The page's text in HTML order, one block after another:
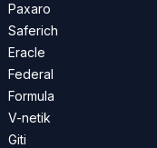
Paxaro
Saferich
Eracle
Federal
Formula
V-netik
Giti